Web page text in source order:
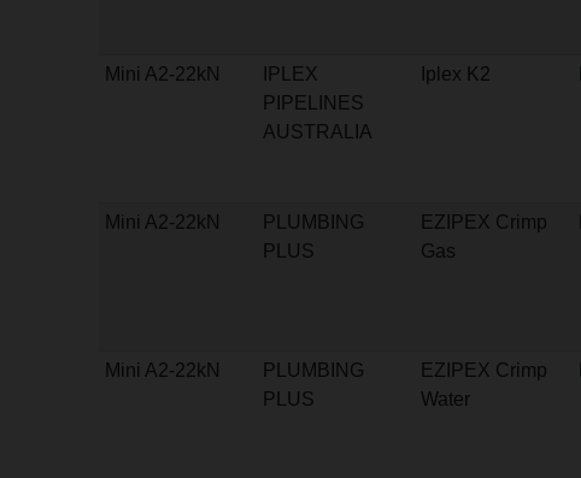
Mini A2-22kN
IPLEX
PIPELINES
AUSTRALIA
Iplex K2
Mini A2-22kN
PLUMBING
PLUS
EZIPEX Crimp
Gas
Mini A2-22kN
PLUMBING
PLUS
EZIPEX Crimp
Water